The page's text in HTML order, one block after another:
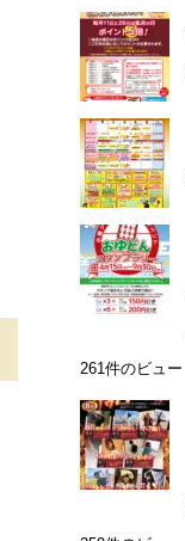
261件のビュー